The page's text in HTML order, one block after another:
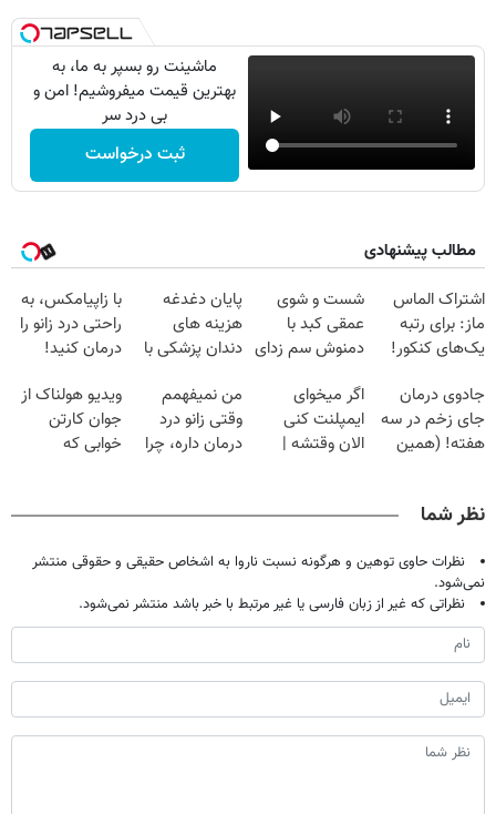
ماشینت رو بسپر به ما، به
بهترین قیمت میفروشیم! امن و
بی درد سر
ثبت درخواست
مطالب پیشنهادی
اشتراک الماس
ماز: برای رتبه
یک‌های کنکور!
شست و شوی
عمقی کبد با
دمنوش سم زدای
پایان دغدغه
هزینه های
دندان پزشکی با
خانگی
با زاپیامکس، به
راحتی درد زانو را
درمان کنید!
جادوی درمان
جای زخم در سه
هفته! (همین
اگر میخوای
ایمپلنت کنی
الان وقتشه |
من نمیفهمم
وقتی زانو درد
درمان داره، چرا
ویدیو هولناک از
جوان کارتن
خوابی که
نظر شما
نظرات حاوی توهین و هرگونه نسبت ناروا به اشخاص حقیقی و حقوقی منتشر
نمی‌شود.
نظراتی که غیر از زبان فارسی یا غیر مرتبط با خبر باشد منتشر نمی‌شود.